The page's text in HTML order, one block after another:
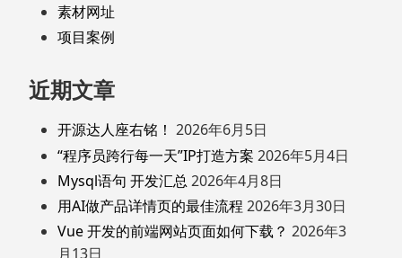
素材网址
项目案例
近期文章
开源达人座右铭！ 2026年6月5日
“程序员跨行每一天”IP打造方案 2026年5月4日
Mysql语句 开发汇总 2026年4月8日
用AI做产品详情页的最佳流程 2026年3月30日
Vue 开发的前端网站页面如何下载？ 2026年3
月13日